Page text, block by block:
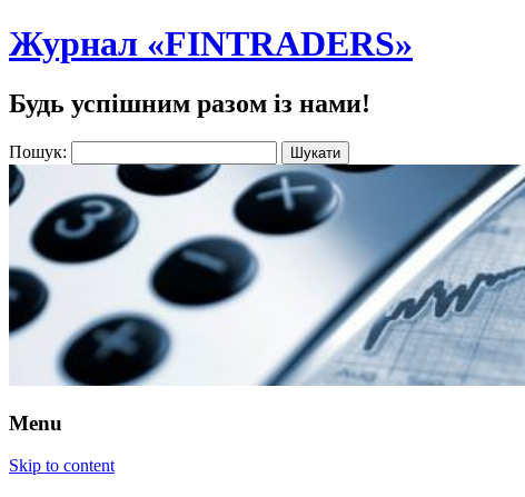
Журнал «FINTRADERS»
Будь успішним разом із нами!
Пошук:
Menu
Skip to content